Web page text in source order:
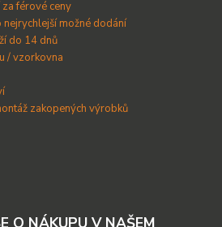
férové ceny
nejrychlejší možné dodání
do 14 dnů
/ vzorkovna
zakopených výrobků
O NÁKUPU V NAŠEM